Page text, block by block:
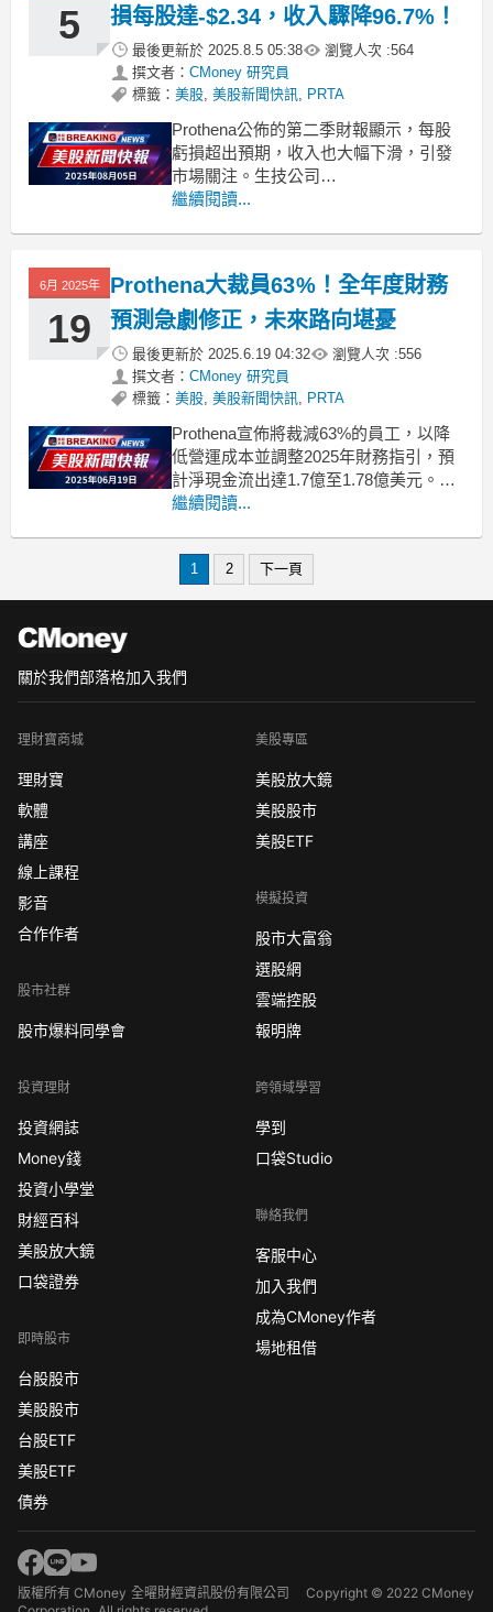
5
損每股達-$2.34，收入驟降96.7%！
最後更新於 2025.8.5 05:38 瀏覽人次 :564
撰文者： CMoney 研究員
標籤： 美股, 美股新聞快訊, PRTA
Prothena公佈的第二季財報顯示，每股
虧損超出預期，收入也大幅下滑，引發
市場關注。生技公司
Prothena（NASDAQ:PRTA）近日發布
場預期高出$0.55；而營收僅為$4.42百
萬美元，與去年同期相比下降了驚人
繼續閱讀...
6月 2025年
19
Prothena大裁員63%！全年度財務
預測急劇修正，未來路向堪憂
最後更新於 2025.6.19 04:32 瀏覽人次 :556
撰文者： CMoney 研究員
標籤： 美股, 美股新聞快訊, PRTA
Prothena宣佈將裁減63%的員工，以降
低營運成本並調整2025年財務指引，預
計淨現金流出達1.7億至1.78億美元。生
技公司Prothena（NASDAQ:PRTA）近
有專案、合作項目的義務及預期的商業
繼續閱讀...
1 2 下一頁
關於我們部落格加入我們
理財寶商城
理財寶
軟體
講座
線上課程
影音
合作作者
股市社群
股市爆料同學會
投資理財
投資網誌
Money錢
投資小學堂
財經百科
美股放大鏡
口袋證券
即時股市
台股股市
美股股市
台股ETF
美股ETF
債券
美股專區
美股放大鏡
美股股市
美股ETF
模擬投資
股市大富翁
選股網
雲端控股
報明牌
跨領域學習
學到
口袋Studio
聯絡我們
客服中心
加入我們
成為CMoney作者
場地租借
版權所有 CMoney 全曜財經資訊股份有限公司Copyright © 2022 CMoney